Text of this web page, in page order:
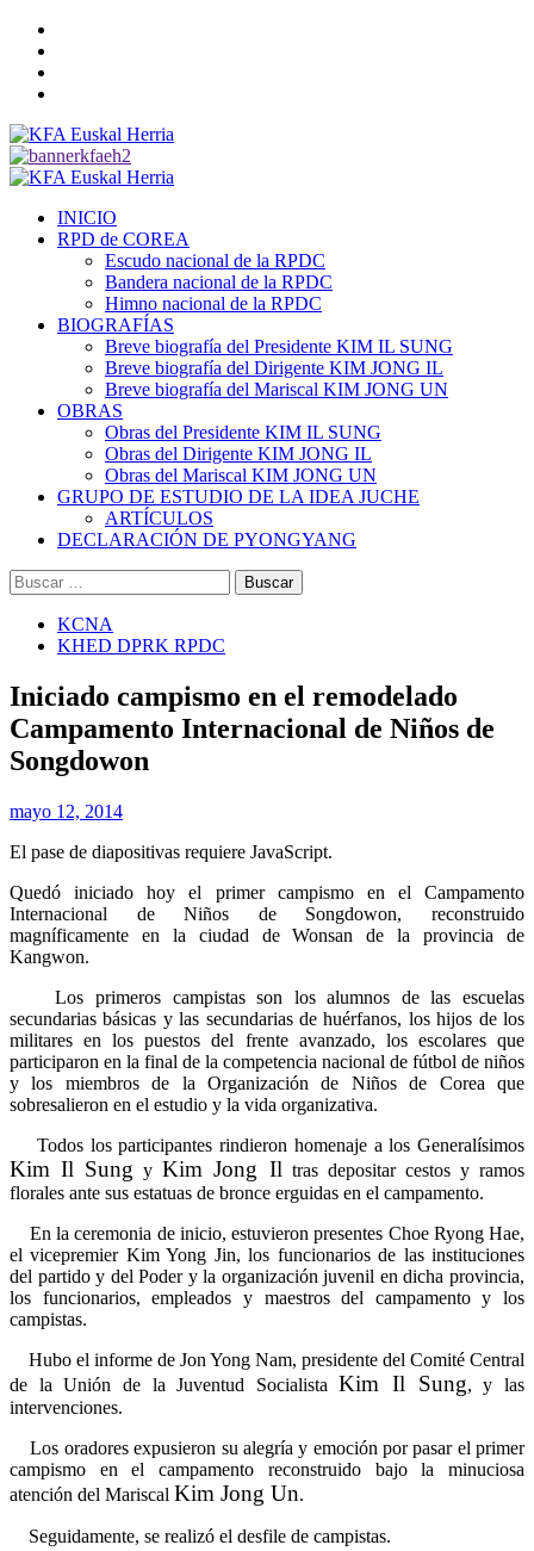
Saltar
contenido
Menú
INICIO
RPD de COREA
Escudo nacional de la RPDC
Bandera nacional de la RPDC
Himno nacional de la RPDC
BIOGRAFÍAS
Breve biografía del Presidente KIM IL SUNG
Breve biografía del Dirigente KIM JONG IL
Breve biografía del Mariscal KIM JONG UN
OBRAS
Obras del Presidente KIM IL SUNG
Obras del Dirigente KIM JONG IL
Obras del Mariscal KIM JONG UN
GRUPO DE ESTUDIO DE LA IDEA JUCHE
ARTÍCULOS
DECLARACIÓN DE PYONGYANG
Buscar:
KCNA
KHED DPRK RPDC
Iniciado campismo en el remodelado
Campamento Internacional de Niños de
Songdowon
mayo 12, 2014
El pase de diapositivas requiere JavaScript.
Quedó iniciado hoy el primer campismo en el Campamento
Internacional de Niños de Songdowon, reconstruido
magníficamente en la ciudad de Wonsan de la provincia de
Kangwon.
Los primeros campistas son los alumnos de las escuelas
secundarias básicas y las secundarias de huérfanos, los hijos de los
militares en los puestos del frente avanzado, los escolares que
participaron en la final de la competencia nacional de fútbol de niños
y los miembros de la Organización de Niños de Corea que
sobresalieron en el estudio y la vida organizativa.
Todos los participantes rindieron homenaje a los Generalísimos
Kim Il Sung y Kim Jong Il tras depositar cestos y ramos
florales ante sus estatuas de bronce erguidas en el campamento.
En la ceremonia de inicio, estuvieron presentes Choe Ryong Hae,
el vicepremier Kim Yong Jin, los funcionarios de las instituciones
del partido y del Poder y la organización juvenil en dicha provincia,
los funcionarios, empleados y maestros del campamento y los
campistas.
Hubo el informe de Jon Yong Nam, presidente del Comité Central
de la Unión de la Juventud Socialista Kim Il Sung, y las
intervenciones.
Los oradores expusieron su alegría y emoción por pasar el primer
campismo en el campamento reconstruido bajo la minuciosa
atención del Mariscal Kim Jong Un.
Seguidamente, se realizó el desfile de campistas.